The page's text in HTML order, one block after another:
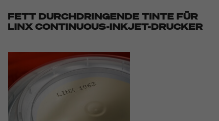
FETT DURCHDRINGENDE TINTE FÜR
LINX CONTINUOUS-INKJET-DRUCKER